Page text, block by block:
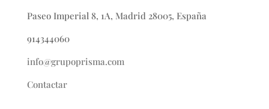
Paseo Imperial 8, 1A, Madrid 28005, España
914344060
info@grupoprisma.com
Contactar